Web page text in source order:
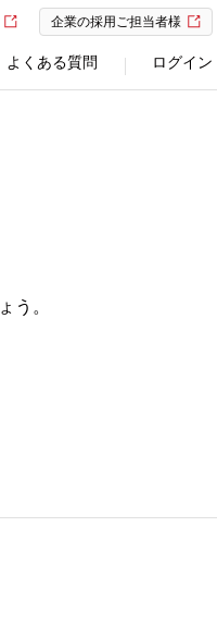
企業の採用ご担当者様
よくある質問 ログイン
う。